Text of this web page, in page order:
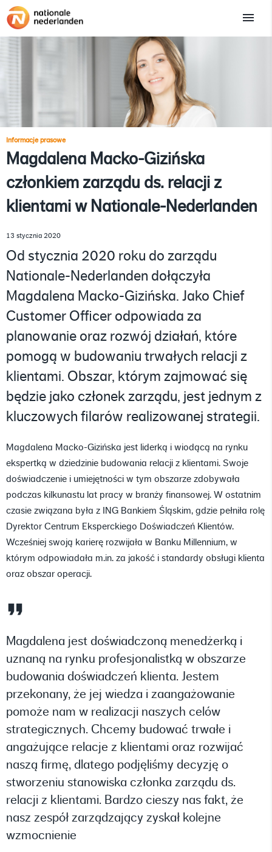
Informacje prasowe
Magdalena Macko-Gizińska
członkiem zarządu ds. relacji z
klientami w Nationale-Nederlanden
13 stycznia 2020
Od stycznia 2020 roku do zarządu
Nationale-Nederlanden dołączyła
Magdalena Macko-Gizińska. Jako Chief
Customer Officer odpowiada za
planowanie oraz rozwój działań, które
pomogą w budowaniu trwałych relacji z
klientami. Obszar, którym zajmować się
będzie jako członek zarządu, jest jednym z
kluczowych filarów realizowanej strategii.
Magdalena Macko-Gizińska jest liderką i wiodącą na rynku
ekspertką w dziedzinie budowania relacji z klientami. Swoje
doświadczenie i umiejętności w tym obszarze zdobywała
podczas kilkunastu lat pracy w branży finansowej. W ostatnim
czasie związana była z ING Bankiem Śląskim, gdzie pełniła rolę
Dyrektor Centrum Eksperckiego Doświadczeń Klientów.
Wcześniej swoją karierę rozwijała w Banku Millennium, w
którym odpowiadała m.in. za jakość i standardy obsługi klienta
oraz obszar operacji.
Magdalena jest doświadczoną menedżerką i
uznaną na rynku profesjonalistką w obszarze
budowania doświadczeń klienta. Jestem
przekonany, że jej wiedza i zaangażowanie
pomoże nam w realizacji naszych celów
strategicznych. Chcemy budować trwałe i
angażujące relacje z klientami oraz rozwijać
naszą firmę, dlatego podjęliśmy decyzję o
stworzeniu stanowiska członka zarządu ds.
relacji z klientami. Bardzo cieszy nas fakt, że
nasz zespół zarządzający zyskał kolejne
wzmocnienie